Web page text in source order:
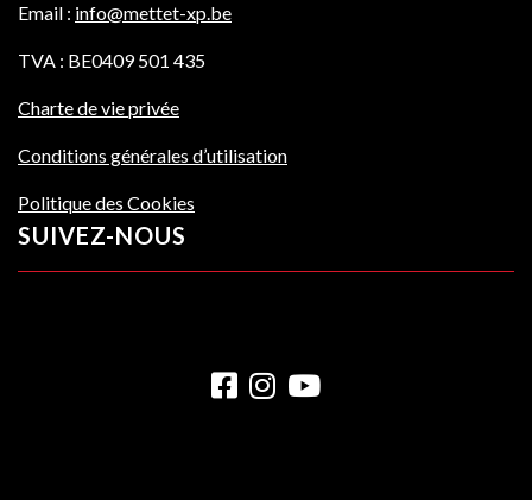
Email : info@mettet-xp.be
TVA : BE0409 501 435
Charte de vie privée
Conditions générales d’utilisation
Politique des Cookies
SUIVEZ-NOUS